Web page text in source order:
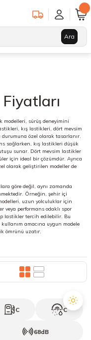
Ara
modelleri, sürüş deneyimini
kış lastikleri, dört mevsim
özel olarak tasarlanır.
sağlarken, kış lastikleri düşük
sunar. Dört mevsim lastikler
için ideal bir çözümdür. Ayrıca
olarak geliştirilen modeller de
göre değil, aynı zamanda
Örneğin, şehir içi
uzun yolculuklar için
veya performans odaklı spor
lastikler tercih edilebilir. Bu
amacına uygun modele
ömrünü uzatır.
C C
68dB